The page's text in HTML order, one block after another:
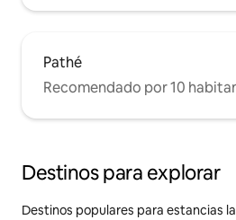
Pathé
Recomendado por 10
Destinos para explorar
Destinos populares para estancias